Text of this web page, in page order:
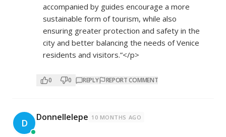
accompanied by guides encourage a more
sustainable form of tourism, while also
ensuring greater protection and safety in the
city and better balancing the needs of Venice
residents and visitors.”</p>
0 0 REPLY REPORT COMMENT
D Donnellelepe 10 MONTHS AGO